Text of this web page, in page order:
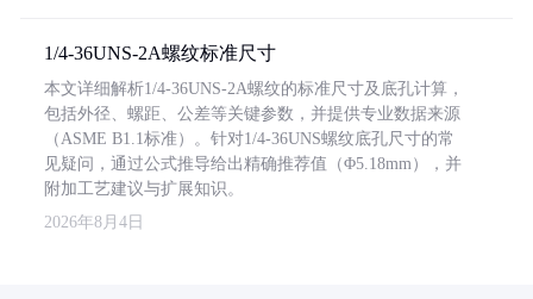
1/4-36UNS-2A螺纹标准尺寸
本文详细解析1/4-36UNS-2A螺纹的标准尺寸及底孔计算，
包括外径、螺距、公差等关键参数，并提供专业数据来源
（ASME B1.1标准）。针对1/4-36UNS螺纹底孔尺寸的常
见疑问，通过公式推导给出精确推荐值（Φ5.18mm），并
附加工艺建议与扩展知识。
2026年8月4日